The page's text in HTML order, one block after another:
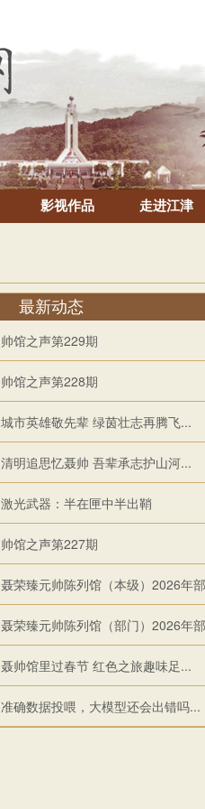
影视作品 走进江津
最新动态
帅馆之声第229期
帅馆之声第228期
城市英雄敬先辈 绿茵壮志再腾飞...
清明追思忆聂帅 吾辈承志护山河...
激光武器：半在匣中半出鞘
帅馆之声第227期
聂荣臻元帅陈列馆（本级）2026年
聂荣臻元帅陈列馆（部门）2026年
聂帅馆里过春节 红色之旅趣味足...
准确数据投喂，大模型还会出错吗...